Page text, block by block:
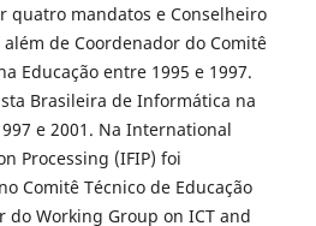
quatro mandatos e Conselheiro
de Coordenador do Comitê
Educação entre 1995 e 1997.
Brasileira de Informática na
e 2001. Na International
Processing (IFIP) foi
Comitê Técnico de Educação
do Working Group on ICT and